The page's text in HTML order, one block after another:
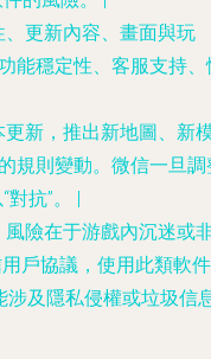
更新內容、畫面與玩
能穩定性、客服支持、
新，推出新地圖、新
規則變動。微信一旦調
抗”。 |
險在于游戲內沉迷或
戶協議 ，使用此類軟件
及隱私侵權或垃圾信